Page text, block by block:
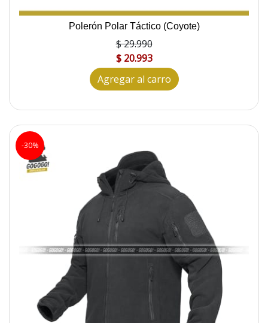
Polerón Polar Táctico (Coyote)
$ 29.990
$ 20.993
Agregar al carro
-30%